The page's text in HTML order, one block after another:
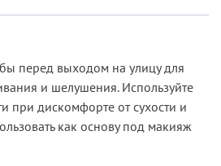
перед выходом на улицу для
и шелушения. Используйте
при дискомфорте от сухости и
как основу под макияж